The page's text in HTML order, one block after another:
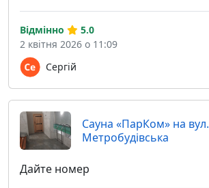
Сергій
Відмінно
5.0
2 квітня 2026 о 11:09
Сауна «ПарКом» на вул.
Метробудівська
Дайте номер